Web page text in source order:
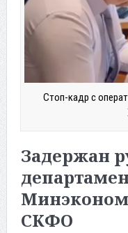
Стоп-кадр с
Задержан
СКФО